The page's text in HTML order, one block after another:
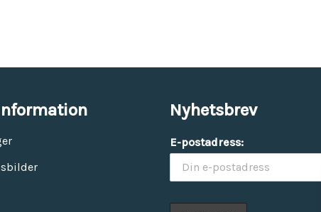
Nyhetsbrev
E-postadress: